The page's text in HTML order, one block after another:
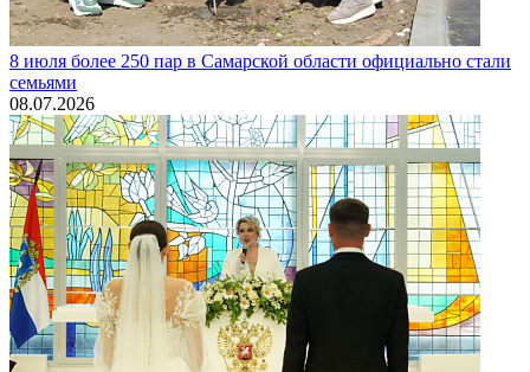
8 июля более 250 пар в Самарской области официально стали
семьями
08.07.2026